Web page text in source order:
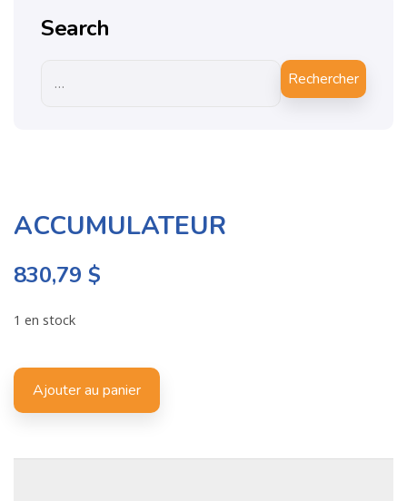
ACCUMULATEUR
830,79 $
1 en stock
Ajouter au panier
Search
Rechercher